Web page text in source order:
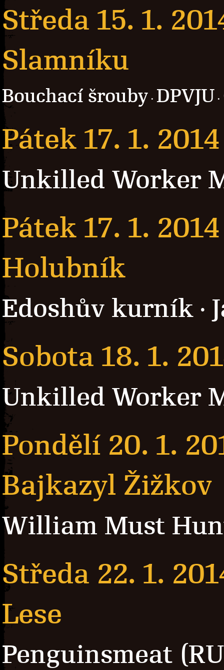
Středa 15. 1.
Slamníku
Bouchací šrouby · DPVJU ·
Pátek 17. 1. 2014
Unkilled Worker
Pátek 17. 1. 2014
Holubník
Edoshův kurník ·
Sobota 18. 1.
Unkilled Worker
Pondělí 20. 1.
Bajkazyl Žižkov
William Must
Středa 22. 1.
Lese
Penguinsmeat